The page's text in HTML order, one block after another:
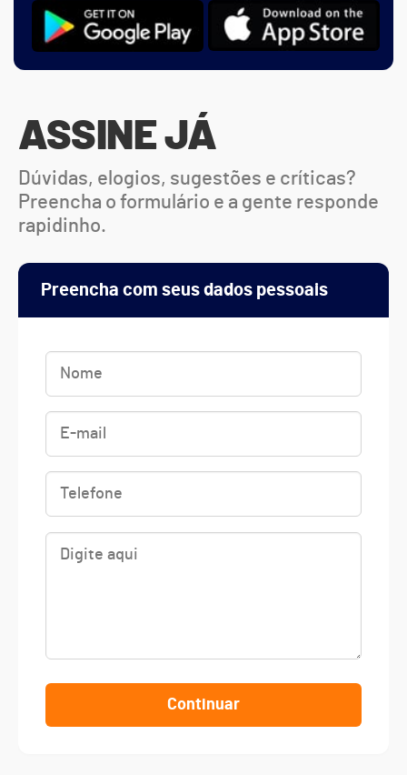
ASSINE JÁ
Dúvidas, elogios, sugestões e críticas?
Preencha o formulário e a gente responde
rapidinho.
Preencha com seus dados pessoais
Continuar